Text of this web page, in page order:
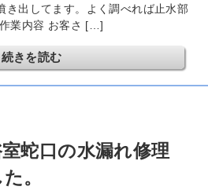
き出してます。よく調べれば止水部
業内容 お客さ […]
続きを読む
蛇口の水漏れ修理
。